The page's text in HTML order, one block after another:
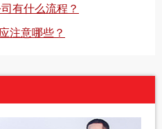
有什么流程？
注意哪些？